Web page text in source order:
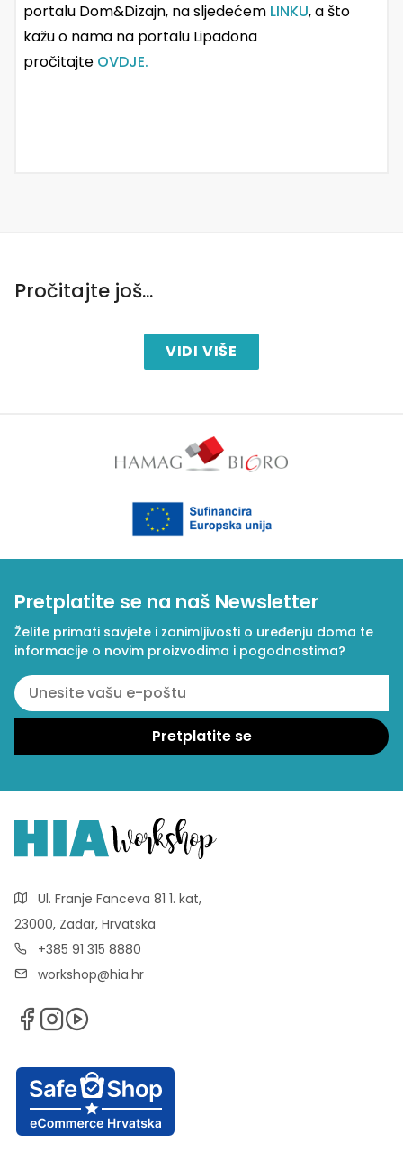
portalu Dom&Dizajn, na sljedećem LINKU, a što
kažu o nama na portalu Lipadona
pročitajte OVDJE.
Pročitajte još...
VIDI VIŠE
Pretplatite se na naš Newsletter
Želite primati savjete i zanimljivosti o uređenju doma te
informacije o novim proizvodima i pogodnostima?
Ul. Franje Fanceva 81 1. kat,
23000, Zadar, Hrvatska
+385 91 315 8880
workshop@hia.hr